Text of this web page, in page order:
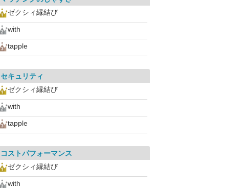
ゼクシィ縁結び
with
tapple
セキュリティ
ゼクシィ縁結び
with
tapple
コストパフォーマンス
ゼクシィ縁結び
with